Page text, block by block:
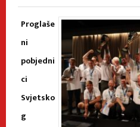
Proglaše
ni
pobjedni
ci
Svjetsko
g